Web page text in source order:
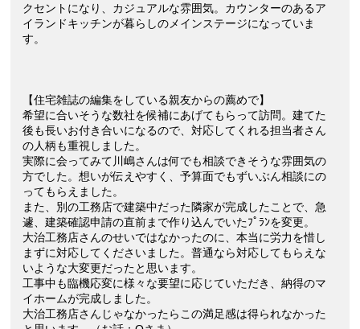
クセントになり、カジュアルな雰囲気。カウンターのあるア
イランドキッチンが暮らしのメインステージになっていま
す。
【住宅雑誌の編集をしている親友からの薦めで】
希望に合いそうな数社を候補にあげてもらって訪問。建てた
後も長いお付き合いになるので、対応してくれる担当者さん
の人柄も重視しました。
実際に会ってみて川嶋さんは何でも相談できそうな雰囲気の
方でした。想いが伝えやすく、予算面でもずいぶん相談にの
ってもらえました。
また、別の工務店で建築中だった隣家が完成したことで、急
遽、建築確認申請の直前まで作り込んでいたﾌﾟﾗﾝを変更。
大治工務店さんのせいではなかったのに、本当に労力を惜し
まずに対応してくださいました。普通なら対応してもらえな
いような大変更だったと思います。
工事中も臨機応変に様々な要望に応じていただき、納得のマ
イホームが完成しました。
大治工務店さんじゃなかったらこの満足感は得られなかった